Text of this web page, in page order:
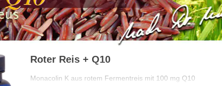
Roter Reis + Q10
Monacolin K aus rotem Fermentreis mit 100 mg Q10